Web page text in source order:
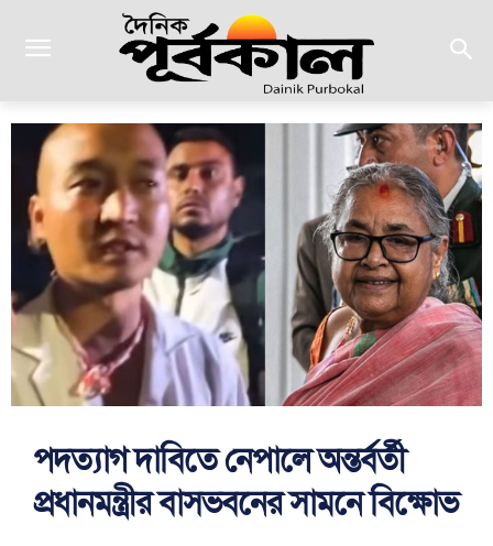
পদত্যাগ দাবিতে নেপালে অন্তর্বর্তী
প্রধানমন্ত্রীর বাসভবনের সামনে বিক্ষোভ